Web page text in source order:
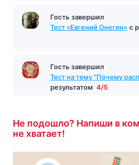
Гость завершил
Тест «Евгений Онегин» с
Гость завершил
Тест на тему "Почему
результатом 4/5
Не подошло? Напиши в
не хватает!